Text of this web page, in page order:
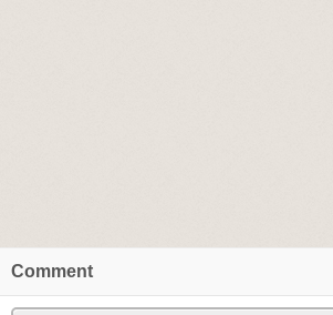
Comment